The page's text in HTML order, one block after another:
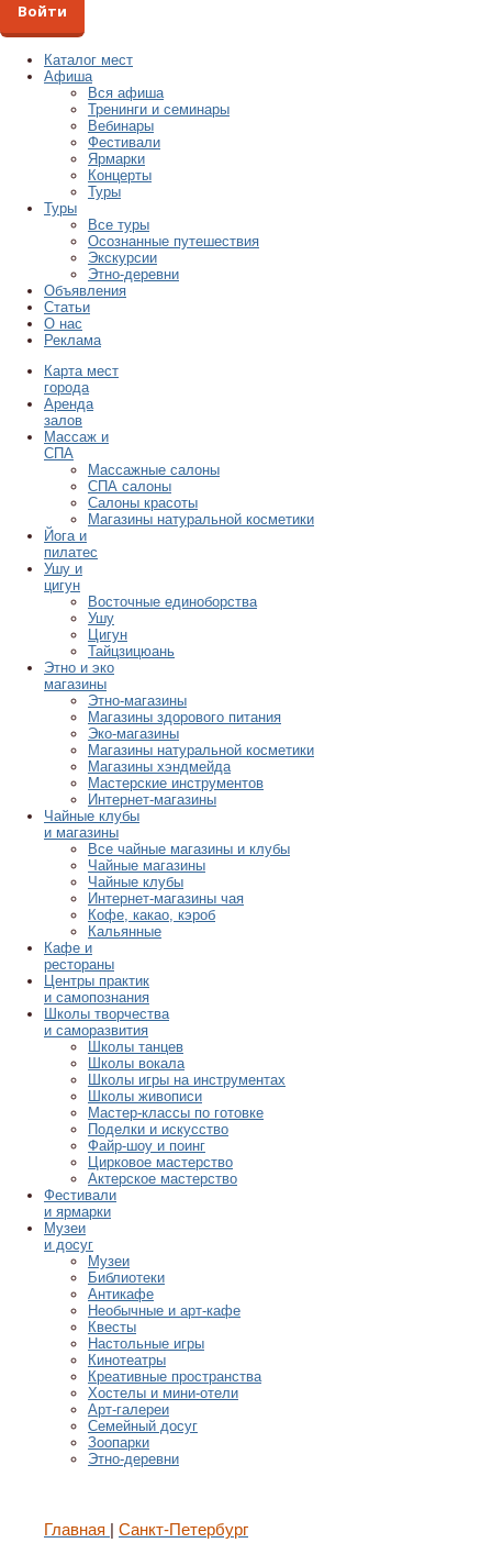
Войти
Каталог мест
Афиша
Вся афиша
Тренинги и семинары
Вебинары
Фестивали
Ярмарки
Концерты
Туры
Туры
Все туры
Осознанные путешествия
Экскурсии
Этно-деревни
Объявления
Статьи
О нас
Реклама
Карта мест
города
Аренда
залов
Массаж и
СПА
Массажные салоны
СПА салоны
Салоны красоты
Магазины натуральной косметики
Йога и
пилатес
Ушу и
цигун
Восточные единоборства
Ушу
Цигун
Тайцзицюань
Этно и эко
магазины
Этно-магазины
Магазины здорового питания
Эко-магазины
Магазины натуральной косметики
Магазины хэндмейда
Мастерские инструментов
Интернет-магазины
Чайные клубы
и магазины
Все чайные магазины и клубы
Чайные магазины
Чайные клубы
Интернет-магазины чая
Кофе, какао, кэроб
Кальянные
Кафе и
рестораны
Центры практик
и самопознания
Школы творчества
и саморазвития
Школы танцев
Школы вокала
Школы игры на инструментах
Школы живописи
Мастер-классы по готовке
Поделки и искусство
Файр-шоу и поинг
Цирковое мастерство
Актерское мастерство
Фестивали
и ярмарки
Музеи
и досуг
Музеи
Библиотеки
Антикафе
Необычные и арт-кафе
Квесты
Настольные игры
Кинотеатры
Креативные пространства
Хостелы и мини-отели
Арт-галереи
Семейный досуг
Зоопарки
Этно-деревни
Главная Санкт-Петербург